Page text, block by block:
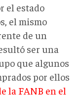
el estado
el mismo
de un
ser una
que algunos
por ellos
la FANB en el